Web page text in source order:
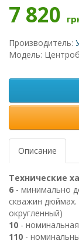
7 820
Производитель:
Модель:
Описание
Технические
6 - минимально
скважин
округленный)
10 -
110 -